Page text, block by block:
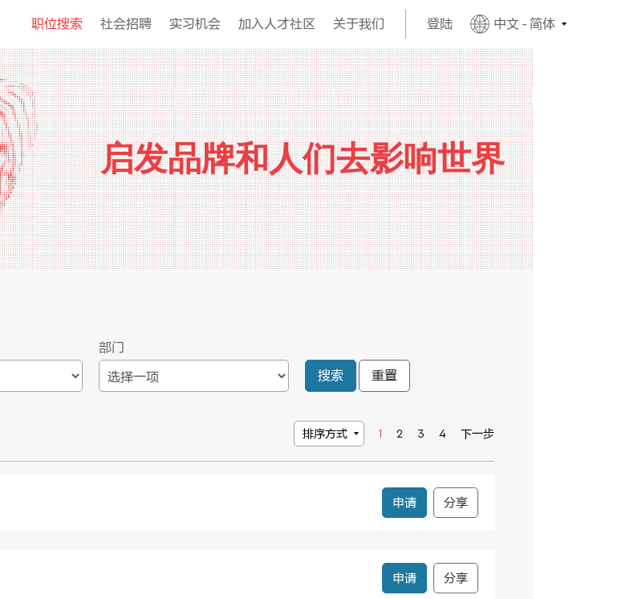
职位搜索 社会招聘 实习机会 加入人才社区 关于我们 登陆 中文 - 简体
启发品牌和人们去影响世界
部门
搜索
重置
排序方式 1 2 3 4 下一步
申请 分享
申请 分享